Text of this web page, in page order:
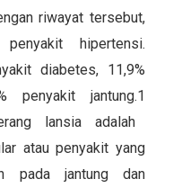
riwayat tersebut,
hipertensi.
diabetes, 11,9%
penyakit jantung.1
lansia adalah
atau penyakit yang
pada jantung dan